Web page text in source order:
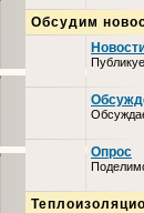
Обсудим
Опрос